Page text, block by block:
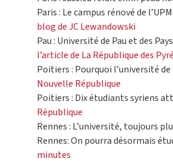
Paris : Le campus rénové de
blog de JC Lewandowski
Pau : Université de Pau et des
l’article de La République des
Poitiers : Pourquoi l’université
Nouvelle République
Poitiers : Dix étudiants syriens
République
Rennes : L’université, toujours
Rennes: On pourra désormais
minutes